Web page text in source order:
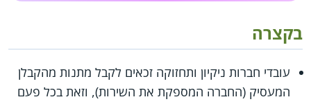
בקצרה
עובדי חברות ניקיון ותחזוקה זכאים לקבל מתנות מהקבלן
המעסיק (החברה המספקת את השירות), וזאת בכל פעם